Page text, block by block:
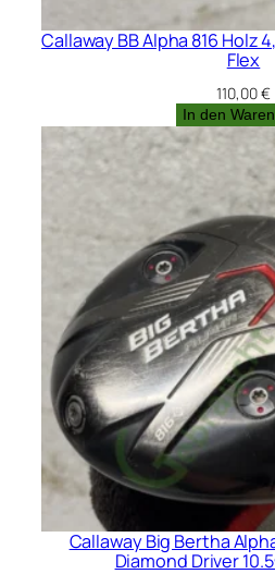
Callaway BB Alpha 816 Holz
Flex
110,00€
In den
Callaway Big Bertha
Diamond Driver